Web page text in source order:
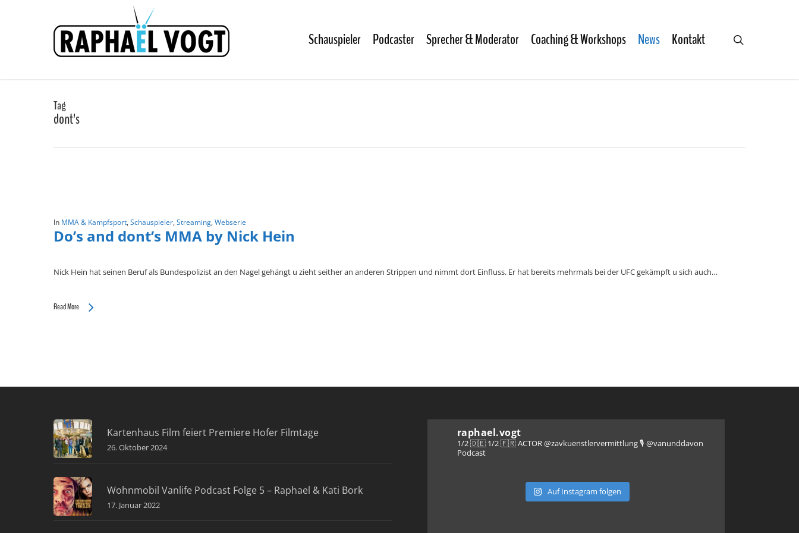
Schauspieler Podcaster Sprecher & Moderator Coaching & Workshops News Kontakt
Tag
dont’s
In MMA & Kampfsport, Schauspieler, Streaming, Webserie
Do’s and dont’s MMA by Nick Hein
Nick Hein hat seinen Beruf als Bundespolizist an den Nagel gehängt u zieht seither an anderen Strippen und nimmt dort Einfluss. Er hat bereits mehrmals bei der UFC gekämpft u sich auch…
Read More
Kartenhaus Film feiert Premiere Hofer Filmtage
26. Oktober 2024
Wohnmobil Vanlife Podcast Folge 5 – Raphael & Kati Bork
17. Januar 2022
raphael.vogt
1/2 🇩🇪 1/2 🇫🇷 ACTOR @zavkuenstlervermittlung🎙️ @vanunddavon
Podcast
Auf Instagram folgen